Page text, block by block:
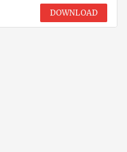
DOWNLOAD